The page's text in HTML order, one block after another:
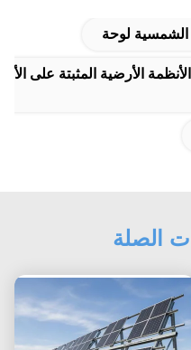
الشمسية لوحة
الأرضية المثبتة على
الصلة